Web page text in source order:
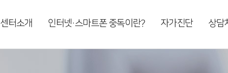
센터소개 인터넷·스마트폰 중독이란? 자가진단 상담